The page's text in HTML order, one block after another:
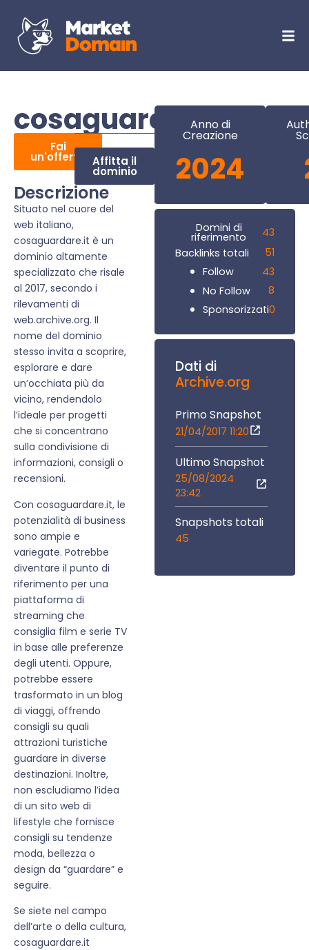
cosaguardare.it
Fai
un'offerta Affitta il
dominio
Descrizione
Situato nel cuore del
web italiano,
cosaguardare.it è un
dominio altamente
specializzato che risale
al 2017, secondo i
rilevamenti di
web.archive.org. Il
nome del dominio
stesso invita a scoprire,
esplorare e dare
un’occhiata più da
vicino, rendendolo
l’ideale per progetti
che si concentrano
sulla condivisione di
informazioni, consigli o
recensioni.
Con cosaguardare.it, le
potenzialità di business
sono ampie e
variegate. Potrebbe
diventare il punto di
riferimento per una
piattaforma di
streaming che
consiglia film e serie TV
in base alle preferenze
degli utenti. Oppure,
potrebbe essere
trasformato in un blog
di viaggi, offrendo
consigli su quali
attrazioni turistiche
guardare in diverse
destinazioni. Inoltre,
non escludiamo l’idea
di un sito web di
lifestyle che fornisce
consigli su tendenze
moda, bellezza o
design da “guardare” e
seguire.
Se siete nel campo
dell’arte o della cultura,
cosaguardare.it
Anno di
Creazione
2024
Domini di
riferimento
43
Backlinks totali
51
Follow
43
No Follow
8
Sponsorizzati0
Dati di
Archive.org
Primo Snapshot
21/04/2017 11:20
Ultimo Snapshot
25/08/2024
23:42
Snapshots totali
45